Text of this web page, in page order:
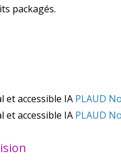
packagés.
et accessible IA PLAUD
et accessible IA PLAUD